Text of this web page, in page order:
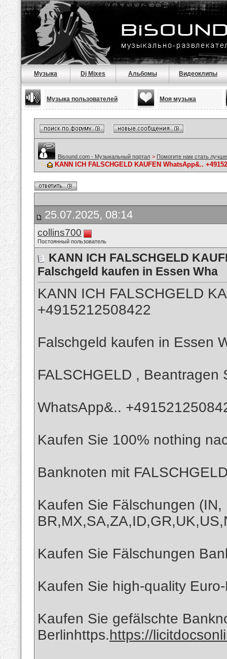
Музыка Dj Mixes Альбомы Видеоклипы
Музыка пользователей Моя музыка
Bisound.com - Музыкальный портал > Помогите нам стать
KANN ICH FALSCHGELD KAUFEN WhatsApp&..
25.07.2025, 08:14
collins700
Постоянный пользователь
KANN ICH FALSCHGELD
Falschgeld kaufen in Essen Wha
KANN ICH FALSCHGELD
+4915212508422
Falschgeld kaufen in Essen
FALSCHGELD , Beantragen
WhatsApp&..
Kaufen Sie 100% nothing
Banknoten mit
Kaufen Sie Fälschungen (IN,
Kaufen Sie Fälschungen
Kaufen Sie high-quality
Kaufen Sie gefälschte
Berlinhttps.https://